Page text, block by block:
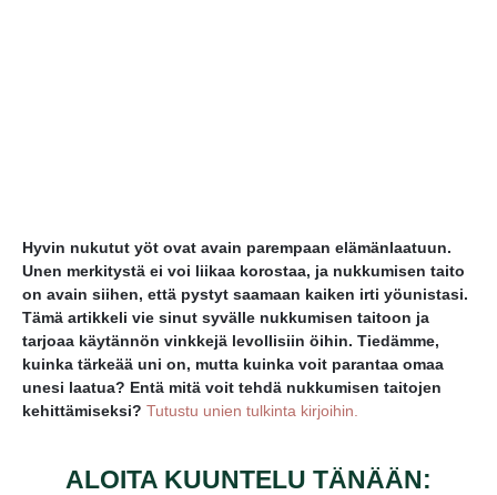
Hyvin nukutut yöt ovat avain parempaan elämänlaatuun.
Unen merkitystä ei voi liikaa korostaa, ja nukkumisen taito
on avain siihen, että pystyt saamaan kaiken irti yöunistasi.
Tämä artikkeli vie sinut syvälle nukkumisen taitoon ja
tarjoaa käytännön vinkkejä levollisiin öihin. Tiedämme,
kuinka tärkeää uni on, mutta kuinka voit parantaa omaa
unesi laatua? Entä mitä voit tehdä nukkumisen taitojen
kehittämiseksi? Tutustu unien tulkinta kirjoihin.
ALOITA KUUNTELU TÄNÄÄN: